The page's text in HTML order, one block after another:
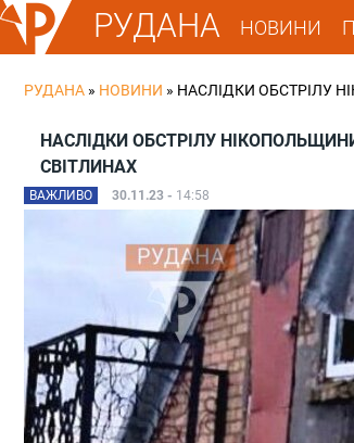
РУДАНА НОВИНИ
РУДАНА » НОВИНИ » НАСЛІДКИ ОБСТРІЛУ
НАСЛІДКИ ОБСТРІЛУ
СВІТЛИНАХ
ВАЖЛИВО 30.11.23 - 14:58